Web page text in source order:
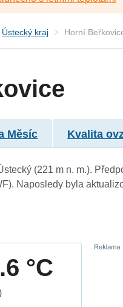
Ústecký kraj Horní
Měsíc Kvalita
(221 m n. m.).
Naposledy byla
°C